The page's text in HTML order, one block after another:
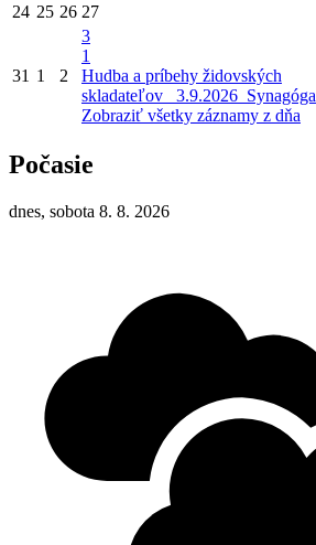
24 25 26 27
31 1 2
3
1
Hudba a príbehy židovských
skladateľov_ 3.9.2026_Synagóga
Zobraziť všetky záznamy z dňa
Počasie
dnes, sobota 8. 8. 2026